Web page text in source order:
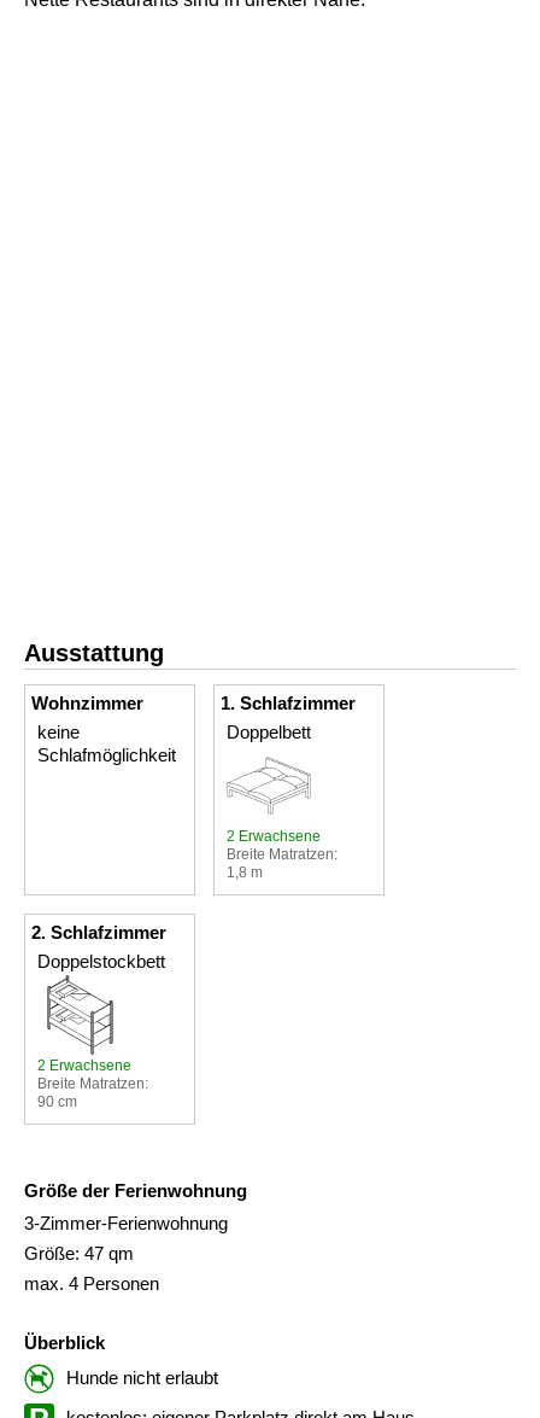
Ausstattung
Wohnzimmer
keine
Schlafmöglichkeit
1. Schlafzimmer
Doppelbett
2 Erwachsene
Breite Matratzen:
1,8 m
2. Schlafzimmer
Doppelstockbett
2 Erwachsene
Breite Matratzen:
90 cm
Größe der Ferienwohnung
3-Zimmer-Ferienwohnung
Größe: 47 qm
max. 4 Personen
Überblick
Hunde nicht erlaubt